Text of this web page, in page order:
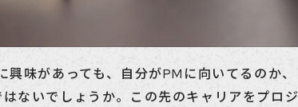
味があっても、自分がPMに向いてるのか
ないでしょうか。この先のキャリアをプロ